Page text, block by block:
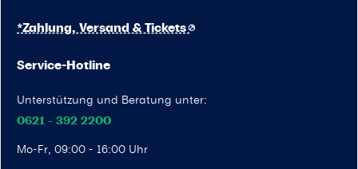
Service-Hotline
Unterstützung und Beratung unter:
0621 - 392 2200
Mo-Fr, 09:00 - 16:00 Uhr
*Zahlung, Versand & Tickets